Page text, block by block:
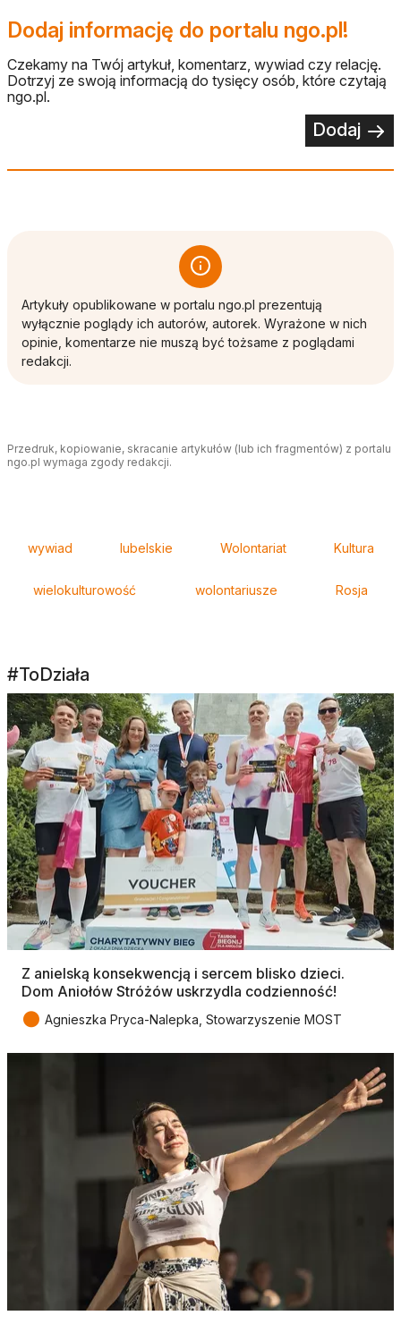
Dodaj informację do portalu ngo.pl!
Czekamy na Twój artykuł, komentarz, wywiad czy relację.
Dotrzyj ze swoją informacją do tysięcy osób, które czytają
ngo.pl.
Dodaj
Artykuły opublikowane w portalu ngo.pl prezentują
wyłącznie poglądy ich autorów, autorek. Wyrażone w nich
opinie, komentarze nie muszą być tożsame z poglądami
redakcji.
Przedruk, kopiowanie, skracanie artykułów (lub ich fragmentów) z portalu
ngo.pl wymaga zgody redakcji.
wywiad lubelskie Wolontariat Kultura
wielokulturowość wolontariusze Rosja
#ToDziała
Z anielską konsekwencją i sercem blisko dzieci.
Dom Aniołów Stróżów uskrzydla codzienność!
● Agnieszka Pryca-Nalepka, Stowarzyszenie MOST